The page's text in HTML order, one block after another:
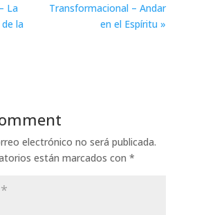
La
la
Transformacional – Andar
en el Espíritu »
electrónico no será publicada.
están marcados con *